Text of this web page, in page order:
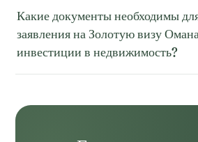
Какие документы необходимы
заявления на Золотую визу
инвестиции в недвижимость?